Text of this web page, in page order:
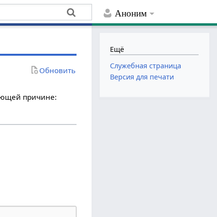
Аноним
Обновить
причине:
Ещё
Служебная страница
Версия для печати